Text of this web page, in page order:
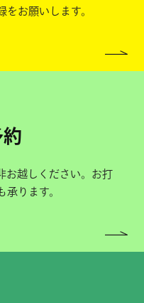
をお願いします。
お越しください。お打
承ります。